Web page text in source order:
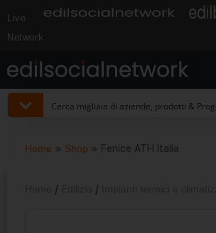
Live
Network
Home » Shop » Fenice ATH Italia
/ /